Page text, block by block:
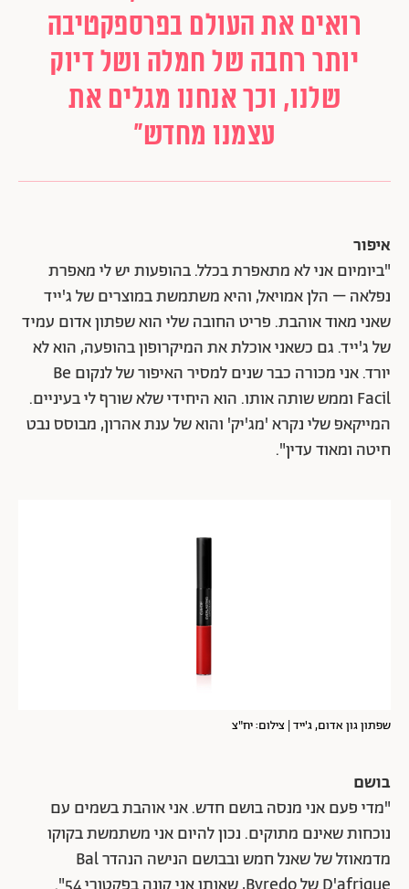
רואים את העולם בפרספקטיבה
יותר רחבה של חמלה ושל דיוק
שלנו, וכך אנחנו מגלים את
עצמנו מחדש"
איפור
"ביומיום אני לא מתאפרת בכלל. בהופעות יש לי מאפרת
נפלאה – הלן אמויאל, והיא משתמשת במוצרים של ג'ייד
שאני מאוד אוהבת. פריט החובה שלי הוא שפתון אדום עמיד
של ג'ייד. גם כשאני אוכלת את המיקרופון בהופעה, הוא לא
יורד. אני מכורה כבר שנים למסיר האיפור של לנקום Be
Facil וממש שותה אותו. הוא היחידי שלא שורף לי בעיניים.
המייקאפ שלי נקרא 'מג'יק' והוא של ענת אהרון, מבוסס נבט
חיטה ומאוד עדין".
שפתון גון אדום, ג'ייד | צילום: יח"צ
בושם
"מדי פעם אני מנסה בושם חדש. אני אוהבת בשמים עם
נוכחות שאינם מתוקים. נכון להיום אני משתמשת בקוקו
מדמאוזל של שאנל חמש ובבושם הנישה הנהדר Bal